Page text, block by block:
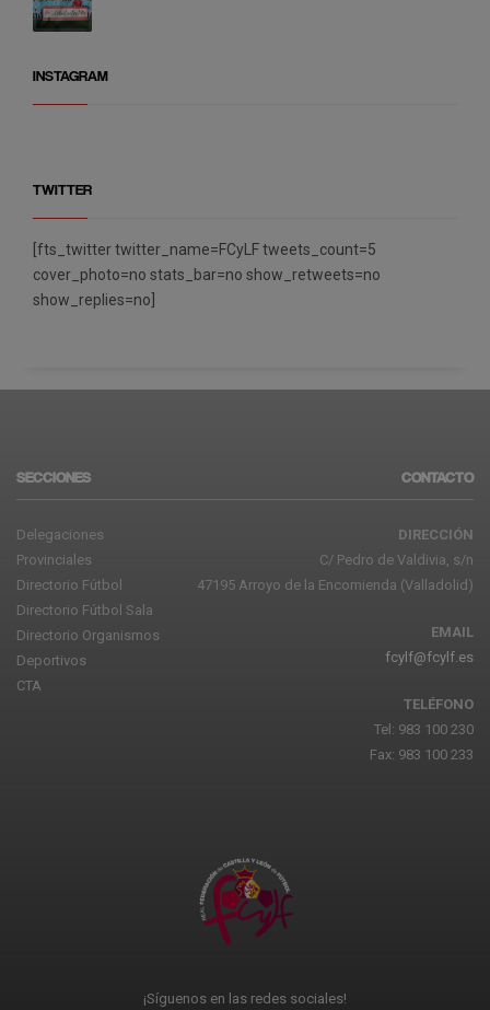
INSTAGRAM
TWITTER
[fts_twitter twitter_name=FCyLF tweets_count=5
cover_photo=no stats_bar=no show_retweets=no
show_replies=no]
SECCIONES
Delegaciones
Provinciales
Directorio Fútbol
Directorio Fútbol Sala
Directorio Organismos
Deportivos
CTA
CONTACTO
DIRECCIÓN
C/ Pedro de Valdivia, s/n
47195 Arroyo de la Encomienda (Valladolid)
EMAIL
fcylf@fcylf.es
TELÉFONO
Tel: 983 100 230
Fax: 983 100 233
¡Síguenos en las redes sociales!